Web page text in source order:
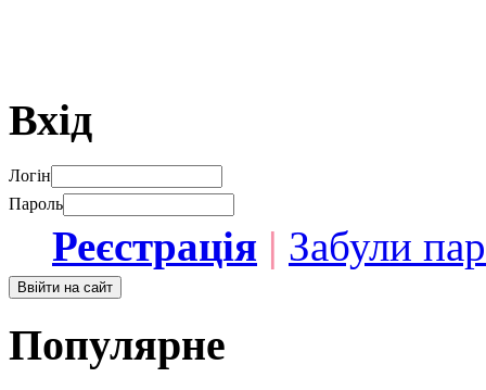
Вхід
Логін
Пароль
Реєстрація | Забули
Популярне